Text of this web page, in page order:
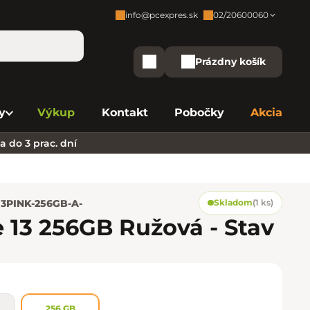
Zákaznícka podpora:
info@pcexpres.sk 02/20600060
Bratislava - Avion 02/20 60 00 61
Bratislava - Aupark
02/20 60 00 75
Nákupný košík
Prázdny košík
Výkup Kontakt Pobočky Akcia
do 3 prac. dní
256GB-A-
256GB Ružová - Stav
Skladom(1 ks)